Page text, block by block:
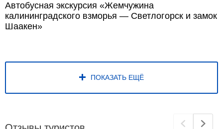
Автобусная экскурсия «Жемчужина
калининградского взморья — Светлогорск и замок
Шаакен»
ПОКАЗАТЬ ЕЩЁ